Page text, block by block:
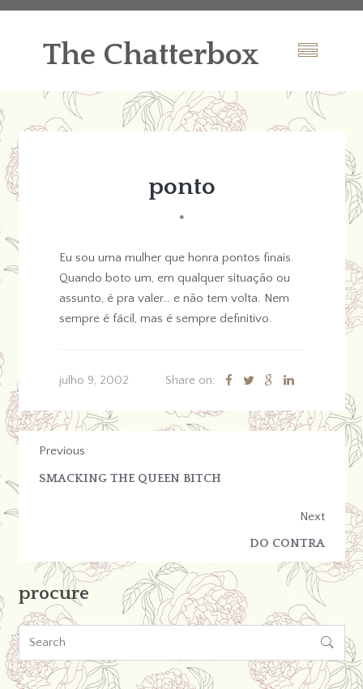
The Chatterbox
ponto
*
Eu sou uma mulher que honra pontos finais.
Quando boto um, em qualquer situação ou
assunto, é pra valer… e não tem volta. Nem
sempre é fácil, mas é sempre definitivo.
julho 9, 2002 Share on:
Previous
SMACKING THE QUEEN BITCH
Next
DO CONTRA
procure
